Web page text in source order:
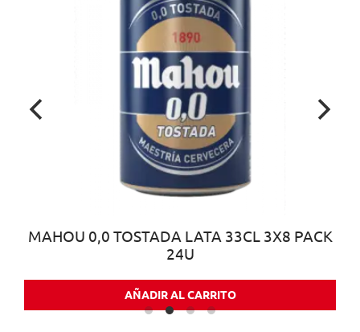
MAHOU 0,0 TOSTADA LATA 33CL 3X8 PACK
24U
AÑADIR AL CARRITO